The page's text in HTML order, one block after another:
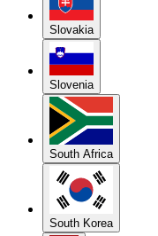
Slovakia
Slovenia
South Africa
South Korea